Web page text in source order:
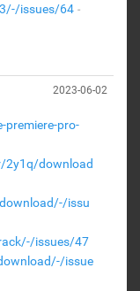
issues/64
2023-06-02
pro-
2y1q/download
issu
issues/47
issue